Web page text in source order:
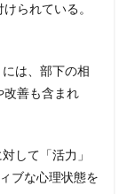
られている。
は、部下の相
改善も含まれ
して「活力」
ブな心理状態を